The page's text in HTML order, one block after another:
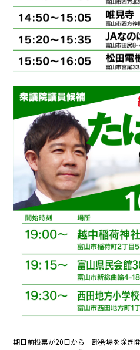
期日前投票が20日から一部会場を除き